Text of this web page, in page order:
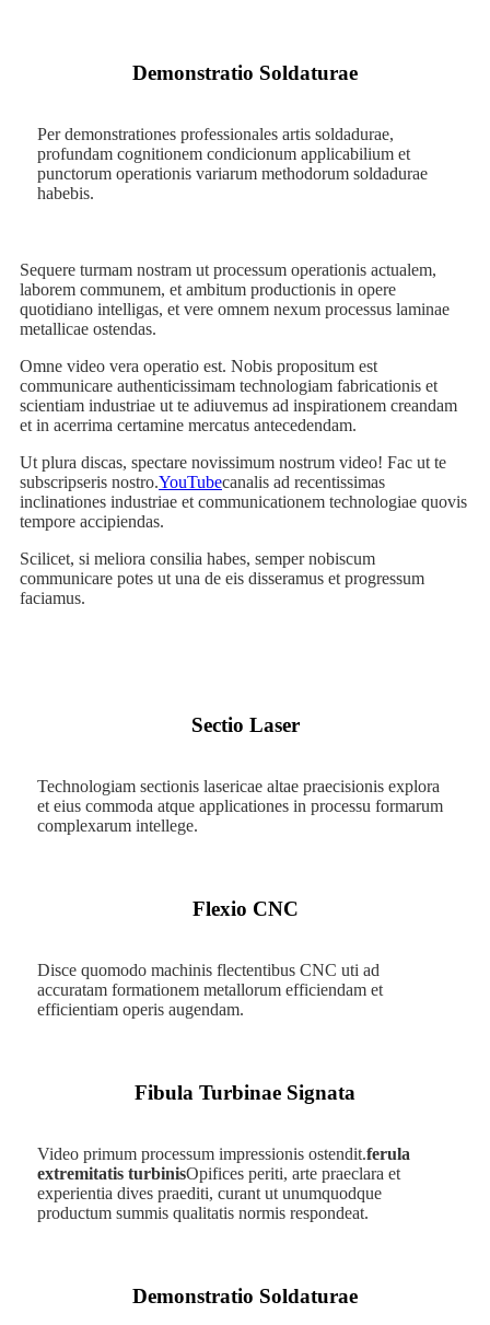
Demonstratio Soldaturae
Per demonstrationes professionales artis soldadurae,
profundam cognitionem condicionum applicabilium et
punctorum operationis variarum methodorum soldadurae
habebis.
Sequere turmam nostram ut processum operationis actualem,
laborem communem, et ambitum productionis in opere
quotidiano intelligas, et vere omnem nexum processus laminae
metallicae ostendas.
Omne video vera operatio est. Nobis propositum est
communicare authenticissimam technologiam fabricationis et
scientiam industriae ut te adiuvemus ad inspirationem creandam
et in acerrima certamine mercatus antecedendam.
Ut plura discas, spectare novissimum nostrum video! Fac ut te
subscripseris nostro.YouTubecanalis ad recentissimas
inclinationes industriae et communicationem technologiae quovis
tempore accipiendas.
Scilicet, si meliora consilia habes, semper nobiscum
communicare potes ut una de eis disseramus et progressum
faciamus.
Sectio Laser
Technologiam sectionis lasericae altae praecisionis explora
et eius commoda atque applicationes in processu formarum
complexarum intellege.
Flexio CNC
Disce quomodo machinis flectentibus CNC uti ad
accuratam formationem metallorum efficiendam et
efficientiam operis augendam.
Fibula Turbinae Signata
Video primum processum impressionis ostendit.ferula
extremitatis turbinisOpifices periti, arte praeclara et
experientia dives praediti, curant ut unumquodque
productum summis qualitatis normis respondeat.
Demonstratio Soldaturae